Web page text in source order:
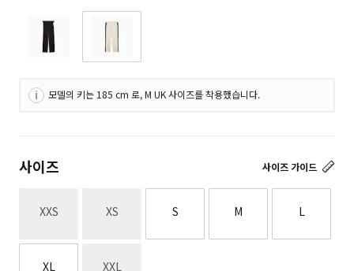
모델의 키는 185 cm 로, M UK 사이즈를 착용했습니다.
사이즈 가이드
사이즈
XXS재고없음 XS재고없음 S M L
XL XXL